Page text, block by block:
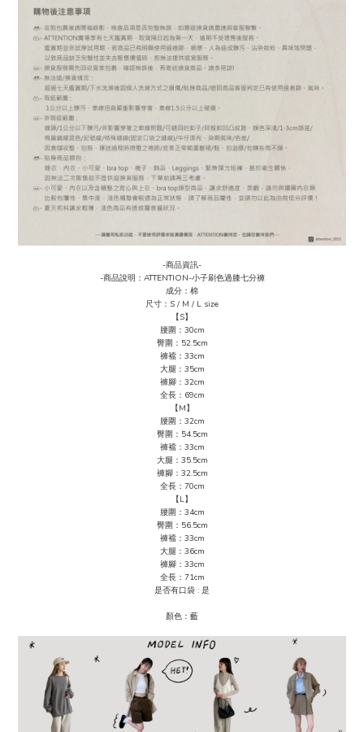
-商品資訊-
-商品說明：ATTENTION-小子刷色過膝七分褲
成分：棉
尺寸：S / M / L size
【S】
腰圍：30cm
臀圍：52.5cm
褲襠：33cm
大腿：35cm
褲腳：32cm
全長：69cm
【M】
腰圍：32cm
臀圍：54.5cm
褲襠：33cm
大腿：35.5cm
褲腳：32.5cm
全長：70cm
【L】
腰圍：34cm
臀圍：56.5cm
褲襠：33cm
大腿：36cm
褲腳：33cm
全長：71cm
是否有口袋 : 是
顏色： 藍